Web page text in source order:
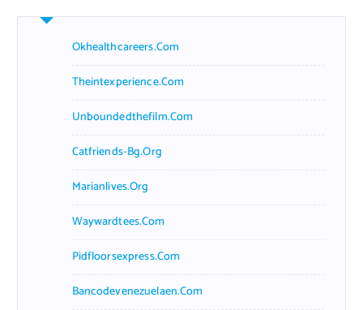
Okhealthcareers.com
Theintexperience.com
Unboundedthefilm.com
Catfriends-Bg.org
Marianlives.org
Waywardtees.com
Pidfloorsexpress.com
Bancodevenezuelaen.com